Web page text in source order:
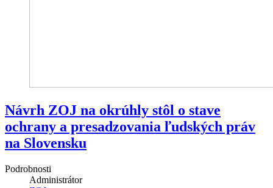
Návrh ZOJ na okrúhly stôl o stave
ochrany a presadzovania ľudských práv
na Slovensku
Podrobnosti
Administrátor